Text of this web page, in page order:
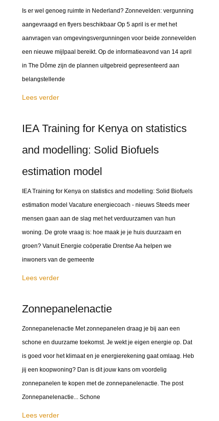
Is er wel genoeg ruimte in Nederland? Zonnevelden: vergunning
aangevraagd en flyers beschikbaar Op 5 april is er met het
aanvragen van omgevingsvergunningen voor beide zonnevelden
een nieuwe mijlpaal bereikt. Op de informatieavond van 14 april
in The Dôme zijn de plannen uitgebreid gepresenteerd aan
belangstellende
Lees verder
IEA Training for Kenya on statistics
and modelling: Solid Biofuels
estimation model
IEA Training for Kenya on statistics and modelling: Solid Biofuels
estimation model Vacature energiecoach - nieuws Steeds meer
mensen gaan aan de slag met het verduurzamen van hun
woning. De grote vraag is: hoe maak je je huis duurzaam en
groen? Vanuit Energie coöperatie Drentse Aa helpen we
inwoners van de gemeente
Lees verder
Zonnepanelenactie
Zonnepanelenactie Met zonnepanelen draag je bij aan een
schone en duurzame toekomst. Je wekt je eigen energie op. Dat
is goed voor het klimaat en je energierekening gaat omlaag. Heb
jij een koopwoning? Dan is dit jouw kans om voordelig
zonnepanelen te kopen met de zonnepanelenactie. The post
Zonnepanelenactie... Schone
Lees verder